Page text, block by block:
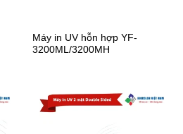
Máy in UV hỗn hợp YF-
3200ML/3200MH